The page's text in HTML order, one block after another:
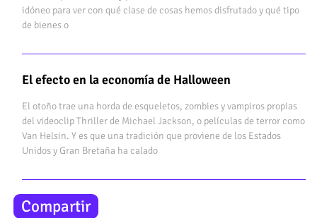
idóneo para ver con qué clase de cosas hemos disfrutado y qué tipo
de bienes o
El efecto en la economía de Halloween
El otoño trae una horda de esqueletos, zombies y vampiros propias
del videoclip Thriller de Michael Jackson, o películas de terror como
Van Helsin. Y es que una tradición que proviene de los Estados
Unidos y Gran Bretaña ha calado
Compartir